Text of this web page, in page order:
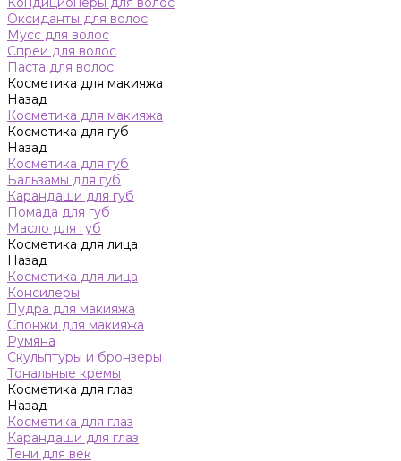
Оксиданты для волос
Мусс для волос
Спреи для волос
Паста для волос
Косметика для макияжа
Назад
Косметика для макияжа
Косметика для губ
Назад
Косметика для губ
Бальзамы для губ
Карандаши для губ
Помада для губ
Масло для губ
Косметика для лица
Назад
Косметика для лица
Консилеры
Пудра для макияжа
Спонжи для макияжа
Румяна
Скульптуры и бронзеры
Тональные кремы
Косметика для глаз
Назад
Косметика для глаз
Карандаши для глаз
Тени для век